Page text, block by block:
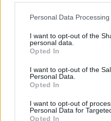
Personal Data
I want to opt-out of the
personal data.
Opted In
I want to opt-out of the
Personal Data.
Opted In
I want to opt-out of
Personal Data for
Opted In
Arhiva sondajelor